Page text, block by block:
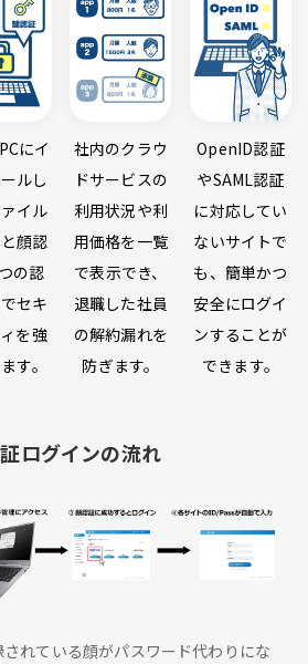
にイ
ルし
イル
顔認
の認
セキ
を強
す。
社内のクラウ
ドサービスの
利用状況や利
用価格を一覧
で表示でき、
退職した社員
の解約漏れを
防ぎます。
OpenID認証
やSAML認証
に対応してい
ないサイトで
も、簡単かつ
安全にログイ
ンすることが
できます。
ログインの流れ
れている顔がパスワード代わりにな